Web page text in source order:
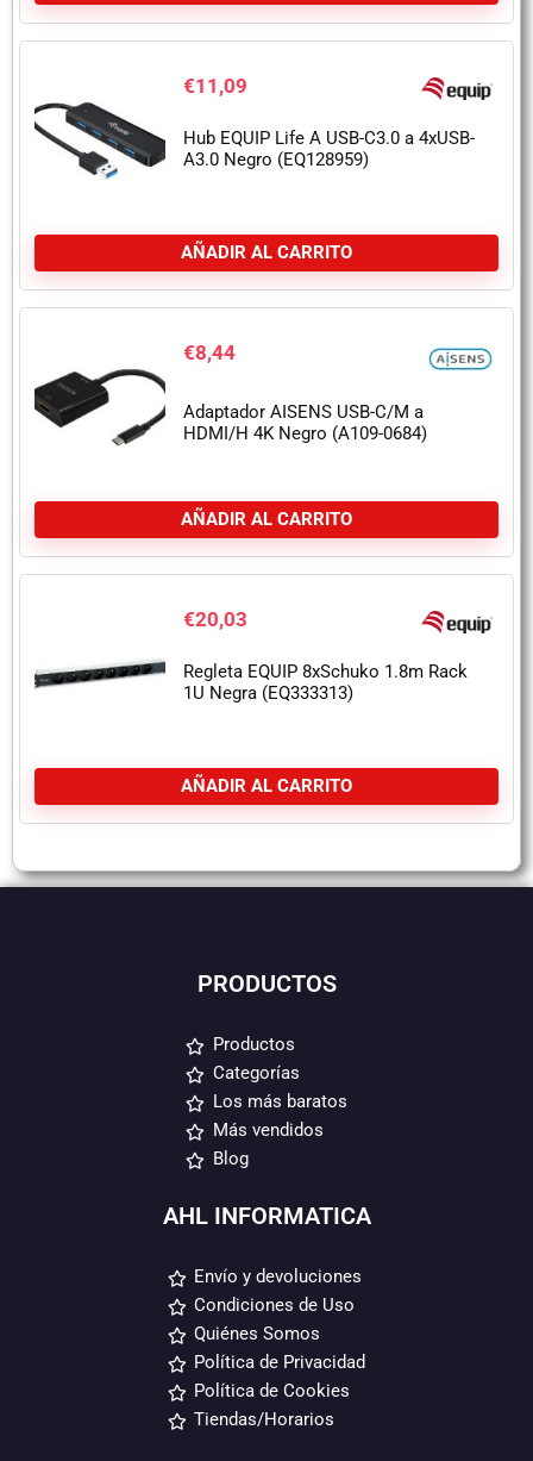
€11,09
Hub EQUIP Life A USB-C3.0 a 4xUSB-
A3.0 Negro (EQ128959)
AÑADIR AL CARRITO
€8,44
Adaptador AISENS USB-C/M a
HDMI/H 4K Negro (A109-0684)
AÑADIR AL CARRITO
€20,03
Regleta EQUIP 8xSchuko 1.8m Rack
1U Negra (EQ333313)
AÑADIR AL CARRITO
PRODUCTOS
Productos
Categorías
Los más baratos
Más vendidos
Blog
AHL INFORMATICA
Envío y devoluciones
Condiciones de Uso
Quiénes Somos
Política de Privacidad
Política de Cookies
Tiendas/Horarios